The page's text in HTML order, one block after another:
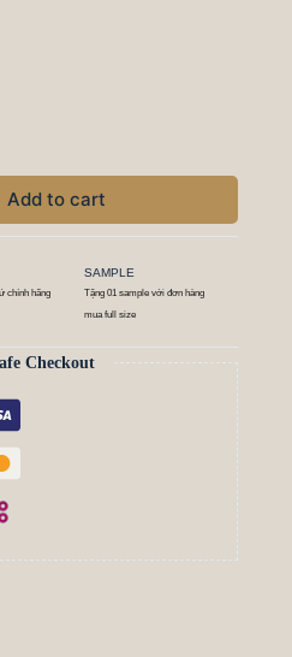
Add to cart
chính hãng
SAMPLE
Tặng 01 sample với đơn hàng
mua full size
Checkout